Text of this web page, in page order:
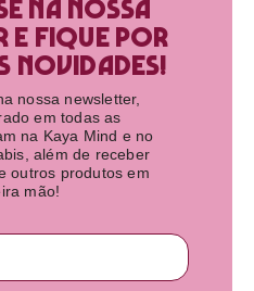
na nossa
e fique por
novidades!​
nossa newsletter,
em todas as
na Kaya Mind e no
além de receber
outros produtos em
mão!